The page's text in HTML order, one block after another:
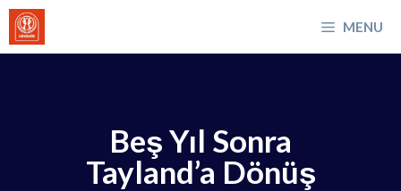
İçeriğe
atla
MENU
Beş Yıl Sonra
Tayland’a Dönüş